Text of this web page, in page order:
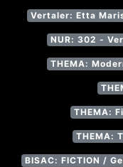
Vertaler: Etta
NUR: 302 -
THEMA:
THEMA:
THEMA:
BISAC: FICTION /